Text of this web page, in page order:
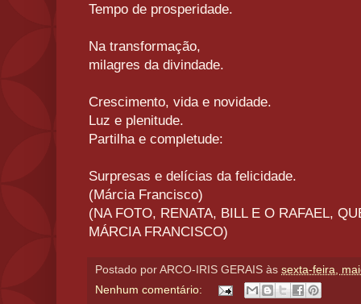
Tempo de prosperidade.
Na transformação,
milagres da divindade.
Crescimento, vida e novidade.
Luz e plenitude.
Partilha e completude:
Surpresas e delícias da felicidade.
(Márcia Francisco)
(NA FOTO, RENATA, BILL E O RAFAEL,
MÁRCIA FRANCISCO)
Postado por ARCO-IRIS GERAIS às sexta-feira,
Nenhum comentário: